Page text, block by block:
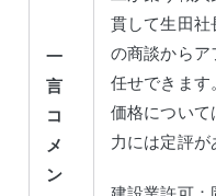
一
言
コ
メ
ン
貫して生田社
の商談からア
任せできます
価格について
力には定評が